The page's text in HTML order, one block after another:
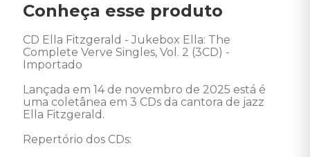
Conheça esse produto
CD Ella Fitzgerald - Jukebox Ella: The
Complete Verve Singles, Vol. 2 (3CD) -
Importado
Lançada em 14 de novembro de 2025 está é
uma coletânea em 3 CDs da cantora de jazz
Ella Fitzgerald.
Repertório dos CDs: